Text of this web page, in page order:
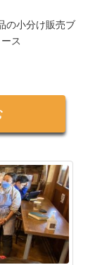
の小分け販売ブ
ース